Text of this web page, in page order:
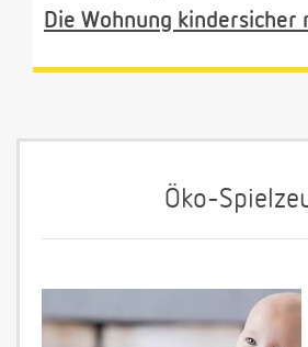
Die Wohnung kindersicher
Öko-